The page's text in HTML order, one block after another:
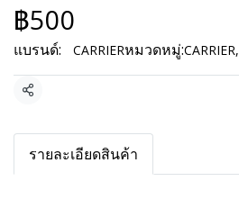
฿500
แบรนด์: CARRIERหมวดหมู่:CARRIER,
แชร์
รายละเอียดสินค้า